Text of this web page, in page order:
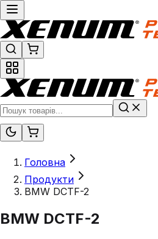
Головна
Продукти
BMW DCTF-2
BMW DCTF-2